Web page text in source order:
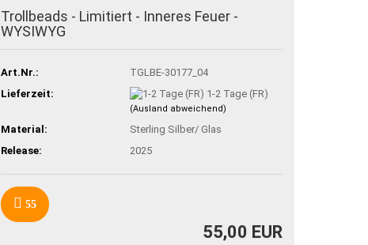
Trollbeads - Limitiert - Inneres Feuer -
WYSIWYG
Art.Nr.:
TGLBE-30177_04
Lieferzeit:
1-2 Tage (FR)
(Ausland abweichend)
Material:
Sterling Silber/ Glas
Release:
2025
55
55,00 EUR